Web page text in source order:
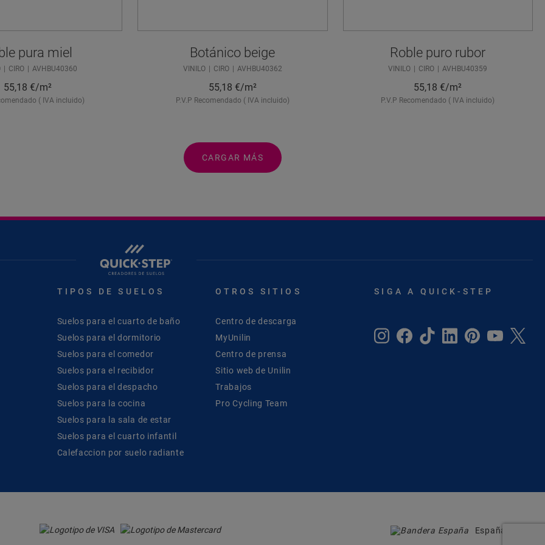
pura miel
CIRO AVHBU40360
55,18 €/m²
( IVA incluido)
Botánico beige
VINILO CIRO AVHBU40362
55,18 €/m²
P.V.P Recomendado ( IVA incluido)
Roble puro rubor
VINILO CIRO AVHBU40359
55,18 €/m²
P.V.P Recomendado ( IVA incluido)
CARGAR MÁS
TIPOS DE SUELOS
Suelos para el cuarto de baño
Suelos para el dormitorio
Suelos para el comedor
Suelos para el recibidor
Suelos para el despacho
Suelos para la cocina
Suelos para la sala de estar
Suelos para el cuarto infantil
Calefaccion por suelo radiante
OTROS SITIOS
Centro de descarga
MyUnilin
Centro de prensa
Sitio web de Unilin
Trabajos
Pro Cycling Team
SIGA A QUICK-STEP
España